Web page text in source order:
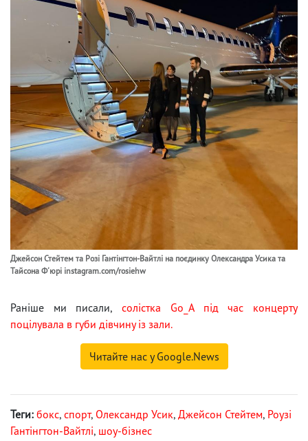
Джейсон Стейтем та Розі Гантінгтон-Вайтлі на поєдинку Олександра Усика та
Тайсона Ф'юрі instagram.com/rosiehw
Раніше ми писали,солістка Go_A під час концерту
поцілувала в губи дівчину із зали.
Читайте нас у Google.News
Теги: бокс, спорт, Олександр Усик, Джейсон Стейтем, Роузі
Гантінгтон-Вайтлі, шоу-бізнес